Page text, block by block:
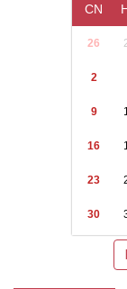
CN
26
2
9
16
23
30